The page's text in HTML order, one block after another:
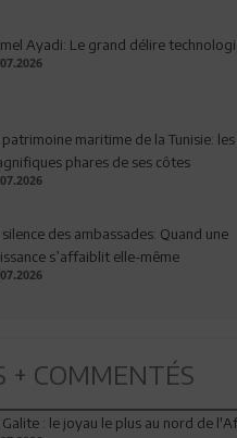
Ayadi: Le grand délire
patrimoine maritime de la Tunisie: les
phares de ses côtes
silence des ambassades: Quand une
s’affaiblit elle-même
+ COMMENTÉS
Galite : le joyau le plus au nord de